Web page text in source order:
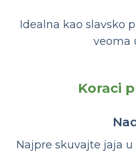
Idealna kao slavsko
veoma
Koraci
Najpre skuvajte jaja